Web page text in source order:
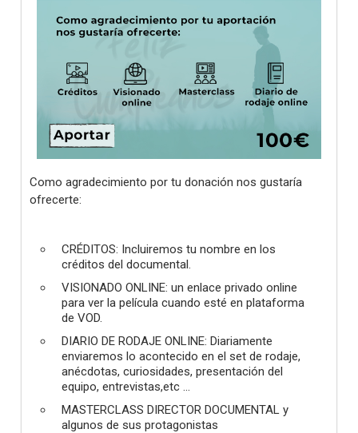
Como agradecimiento por tu donación nos gustaría
ofrecerte:
CRÉDITOS: Incluiremos tu nombre en los
créditos del documental.
VISIONADO ONLINE: un enlace privado online
para ver la película cuando esté en plataforma
de VOD.
DIARIO DE RODAJE ONLINE: Diariamente
enviaremos lo acontecido en el set de rodaje,
anécdotas, curiosidades, presentación del
equipo, entrevistas,etc ...
MASTERCLASS DIRECTOR DOCUMENTAL y
algunos de sus protagonistas